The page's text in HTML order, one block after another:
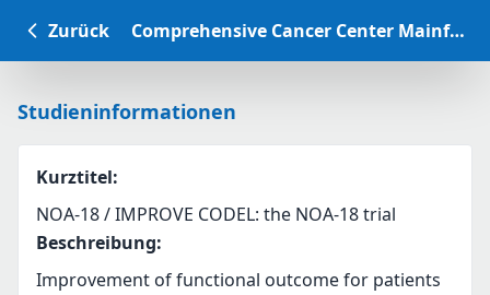
Zurück Comprehensive Cancer Center Mainfranken Studiendatenbank
Studieninformationen
Kurztitel:
NOA-18 / IMPROVE CODEL: the NOA-18 trial
Beschreibung:
Improvement of functional outcome for patients